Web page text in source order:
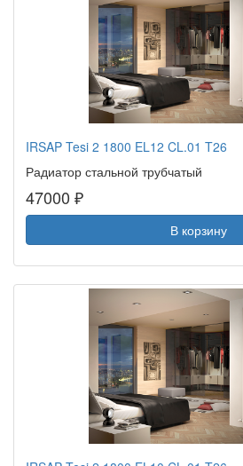
IRSAP Tesi 2 1800 EL12 CL.01 T26
Радиатор стальной трубчатый
47000 ₽
В корзину